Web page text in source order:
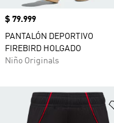
Precio
$ 79.999
PANTALÓN DEPORTIVO
FIREBIRD HOLGADO
Niño Originals